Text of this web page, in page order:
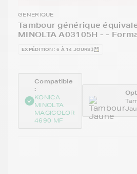
GENERIQUE
Tambour générique
MINOLTA A03105H - -
EXPÉDITION : 6 À 14 JOURS
Compatible
:
KONICA
MINOLTA
MAGICOLOR
4690 MF